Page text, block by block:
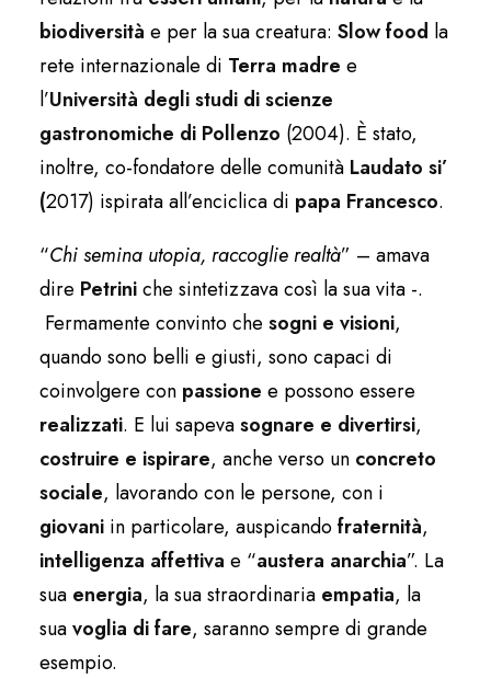
biodiversità e per la sua creatura: Slow food la
rete internazionale di Terra madre e
l’Università degli studi di scienze
gastronomiche di Pollenzo (2004). È stato,
inoltre, co-fondatore delle comunità Laudato si’
(2017) ispirata all’enciclica di papa Francesco.
“Chi semina utopia, raccoglie realtà” – amava
dire Petriniche sintetizzava così la sua vita -.
Fermamente convinto che sogni e visioni,
quando sono belli e giusti, sono capaci di
coinvolgere con passione e possono essere
realizzati. E lui sapevasognare e divertirsi,
costruire e ispirare, anche verso un concreto
sociale, lavorando con le persone, con i
giovani in particolare, auspicandofraternità,
intelligenza affettiva e “austera anarchia”. La
sua energia, la sua straordinaria empatia, la
suavoglia di fare, saranno sempre di grande
esempio.